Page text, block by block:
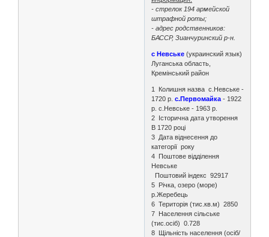
- стрелок 194 армейской
штрафной роты;
- адрес родственников:
БАССР, Зианчуринский р-н.
с Невське (украинский язык)
Луганська область,
Кремінський район
1 Колишня назва с.Невське -
1720 р.с.Первомайка - 1922
р. с.Невське - 1963 р.
2 Історична дата утворення
В 1720 році
3 Дата віднесення до
категорії року
4 Поштове відділення
Невське
Поштовий індекс 92917
5 Річка, озеро (море)
р.Жеребець
6 Територія (тис.кв.м) 2850
7 Населення сільське
(тис.осіб) 0.728
8 Щільність населення (осіб/